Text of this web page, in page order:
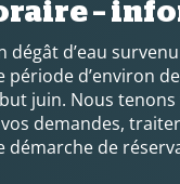
–
dégât d’eau
d’environ
juin. Nous
demandes,
démarche de